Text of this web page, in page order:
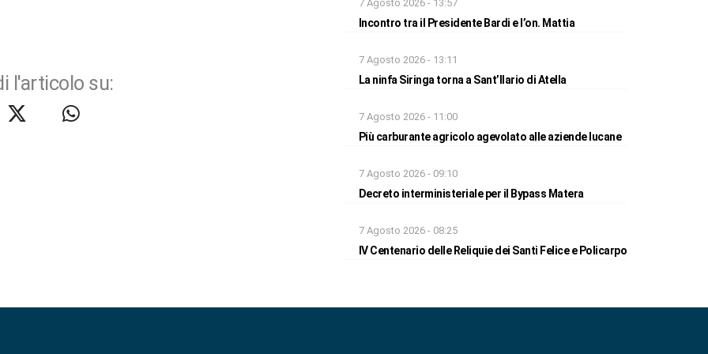
l'articolo su:
7 Agosto 2026 - 13:57
Incontro tra il Presidente Bardi e l’on. Mattia
7 Agosto 2026 - 13:11
La ninfa Siringa torna a Sant’Ilario di Atella
7 Agosto 2026 - 11:00
Più carburante agricolo agevolato alle aziende lucane
7 Agosto 2026 - 09:10
Decreto interministeriale per il Bypass Matera
7 Agosto 2026 - 08:25
IV Centenario delle Reliquie dei Santi Felice e Policarpo